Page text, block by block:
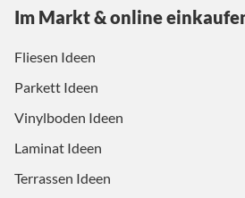
Im Markt & online
Fliesen Ideen
Parkett Ideen
Vinylboden Ideen
Laminat Ideen
Terrassen Ideen